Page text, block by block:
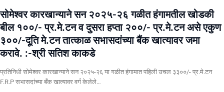
सोमेश्वर कारखान्याने सन २०२५-२६ गळीत हंगामतील खोडकी
बील १००/- प्र.मे.टन व दुसरा हप्ता २००/- प्र.मे.टन असे एकुण
३००/-दूति मे.टन तात्काळ सभासदांच्या बैंक खात्यावर जमा
करावे. :-श्री सतिश काकडे
प्रतिनिधी सोमेश्वर कारखान्याने सन २०२५-२६ या गळीत हंगामात पहिली उचल ३३००/- प्र.मे.टन
F.R.P सभासदांच्या बँक खात्यावर वर्ग केलेले…